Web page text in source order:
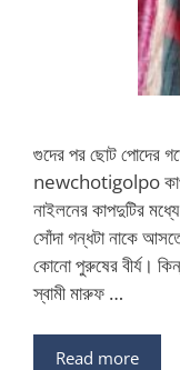
গুদের পর ছোট পোদের
newchotigolpo
নাইলনের কাপদুটির
সোঁদা গন্ধটা নাকে
কোনো পুরুষের বীর্য।
স্বামী মারুফ …
Read more